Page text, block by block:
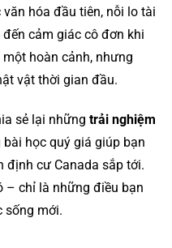
hóa đầu tiên, nỗi lo tài
cảm giác cô đơn khi
hoàn cảnh, nhưng
vật thời gian đầu.
sẻ lại những trải nghiệm
học quý giá giúp bạn
định cư Canada sắp tới.
– chỉ là những điều bạn
sống mới.